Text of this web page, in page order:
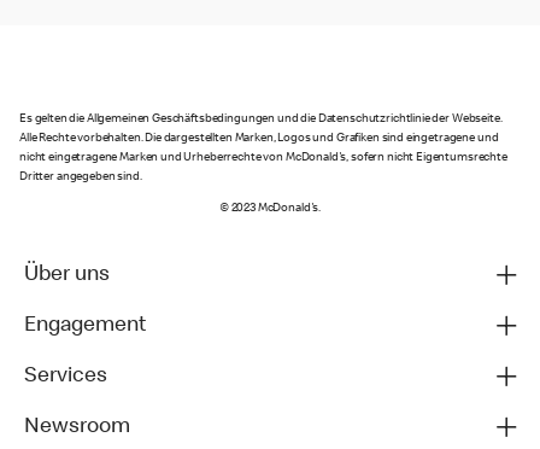
Es gelten die Allgemeinen Geschäftsbedingungen und die Datenschutzrichtlinie der Webseite.
Alle Rechte vorbehalten. Die dargestellten Marken, Logos und Grafiken sind eingetragene und
nicht eingetragene Marken und Urheberrechte von McDonald's, sofern nicht Eigentumsrechte
Dritter angegeben sind.
© 2023 McDonald's.
Über uns
Engagement
Services
Newsroom